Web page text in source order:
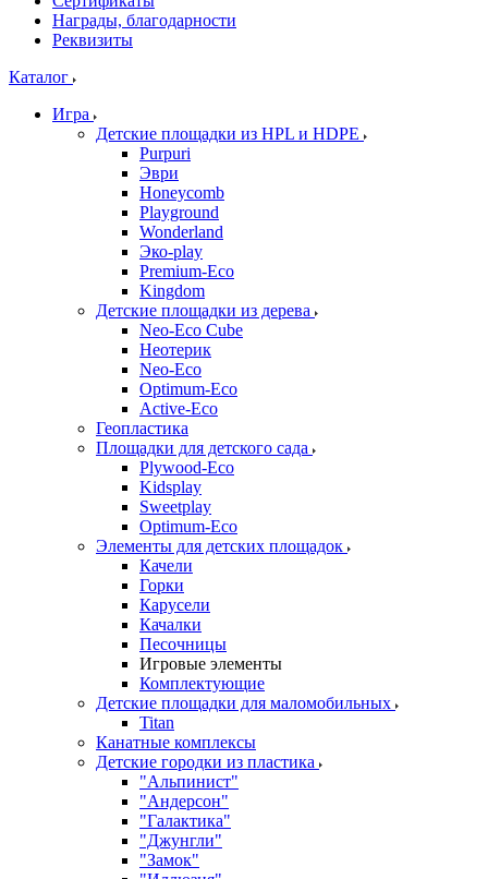
Награды, благодарности
Реквизиты
Каталог
Игра
Детские площадки из HPL и HDPE
Purpuri
Эври
Honeycomb
Playground
Wonderland
Эко-play
Premium-Eco
Kingdom
Детские площадки из дерева
Neo-Eco Cube
Неотерик
Neo-Eco
Оptimum-Еco
Active-Eco
Геопластика
Площадки для детского сада
Plywood-Eco
Kidsplay
Sweetplay
Оptimum-Еco
Элементы для детских площадок
Качели
Горки
Карусели
Качалки
Песочницы
Игровые элементы
Комплектующие
Детские площадки для маломобильных
Titan
Канатные комплексы
Детские городки из пластика
"Альпинист"
"Андерсон"
"Галактика"
"Джунгли"
"Замок"